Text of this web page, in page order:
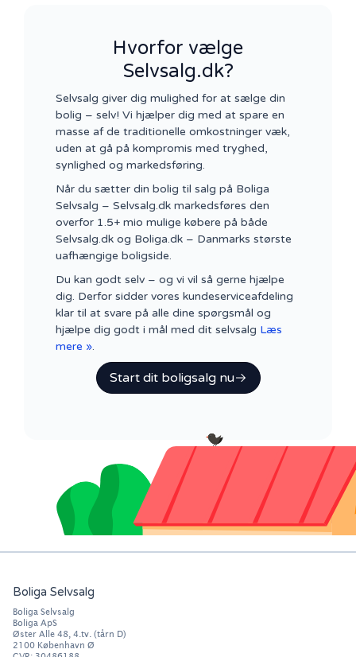
Hvorfor vælge
Selvsalg.dk?
Selvsalg giver dig mulighed for at sælge din
bolig – selv! Vi hjælper dig med at spare en
masse af de traditionelle omkostninger væk,
uden at gå på kompromis med tryghed,
synlighed og markedsføring.
Når du sætter din bolig til salg på Boliga
Selvsalg – Selvsalg.dk markedsføres den
overfor 1.5+ mio mulige købere på både
Selvsalg.dk og Boliga.dk – Danmarks største
uafhængige boligside.
Du kan godt selv – og vi vil så gerne hjælpe
dig. Derfor sidder vores kundeserviceafdeling
klar til at svare på alle dine spørgsmål og
hjælpe dig godt i mål med dit selvsalg Læs
mere ».
Start dit boligsalg nu
Boliga Selvsalg
Boliga Selvsalg
Boliga ApS
Øster Alle 48, 4.tv. (tårn D)
2100 København Ø